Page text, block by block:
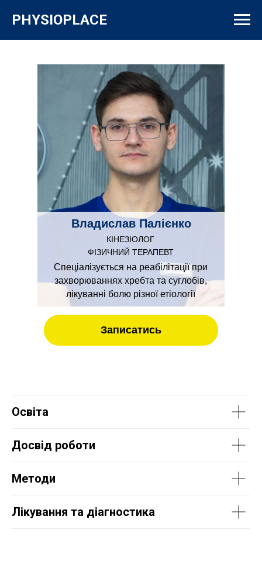
PHYSIOPLACE
КІНЕЗІОЛОГ
ФІЗИЧНИЙ ТЕРАПЕВТ
Спеціалізується на реабілітації при
захворюваннях хребта та суглобів,
лікуванні болю різної етіології
Записатись
Владислав Палієнко
Освіта
Досвід роботи
Методи
Лікування та діагностика